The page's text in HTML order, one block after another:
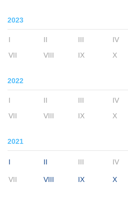
2023
I II III IV
VII
VIII IX X
2022
I II III IV
VII
VIII IX X
2021
I II III IV
VII VIII IX X